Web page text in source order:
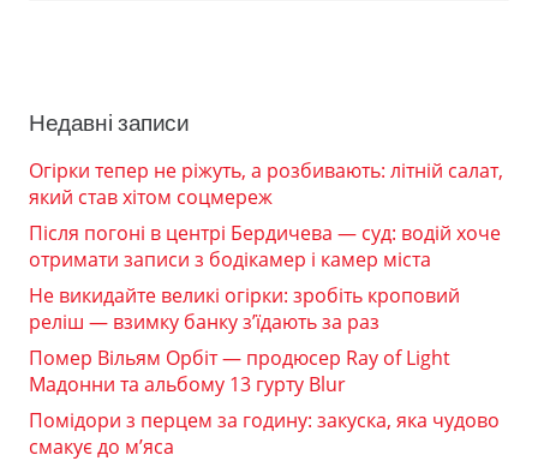
Недавні записи
Огірки тепер не ріжуть, а розбивають: літній салат,
який став хітом соцмереж
Після погоні в центрі Бердичева — суд: водій хоче
отримати записи з бодікамер і камер міста
Не викидайте великі огірки: зробіть кроповий
реліш — взимку банку з’їдають за раз
Помер Вільям Орбіт — продюсер Ray of Light
Мадонни та альбому 13 гурту Blur
Помідори з перцем за годину: закуска, яка чудово
смакує до м’яса